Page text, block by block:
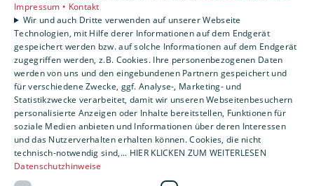
Impressum
Datenschutzerklärung
AGB
Barrierefreiheitserklärung
Impressum • Kontakt
Wir und auch Dritte verwenden auf unserer Webseite
Technologien, mit Hilfe derer Informationen auf dem Endgerät
gespeichert werden bzw. auf solche Informationen auf dem Endgerät
zugegriffen werden, z.B. Cookies. Ihre personenbezogenen Daten
werden von uns und den eingebundenen Partnern gespeichert und
für verschiedene Zwecke, ggf. Analyse-, Marketing- und
Statistikzwecke verarbeitet, damit wir unseren Webseitenbesuchern
personalisierte Anzeigen oder Inhalte bereitstellen, Funktionen für
soziale Medien anbieten und Informationen über deren Interessen
und das Nutzerverhalten erhalten können. Cookies, die nicht
technisch-notwendig sind,... HIER KLICKEN ZUM WEITERLESEN
Datenschutzhinweise